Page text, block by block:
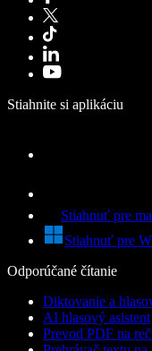
Stiahnite si aplikáciu
Stiahnuť pre
Stiahnuť pre
Odporúčané čítanie
Diktovanie a
AI hlasový asistent
Prevod PDF na